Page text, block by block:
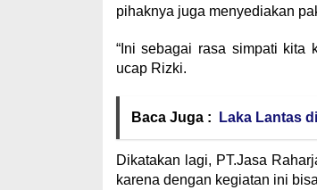
pihaknya juga menyediakan
“Ini sebagai rasa simpati kita
ucap Rizki.
Baca Juga : Laka Lantas
Dikatakan lagi, PT.Jasa
karena dengan kegiatan ini